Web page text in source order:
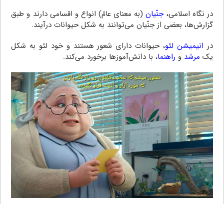
در نگاه اسلامی،جنّیان(به معنای عامّ) انواع و اقسامی دارند و طبق
گزارش‌ها، بعضی از جنّیان می‌توانند به شکل حیوانات درآیند.
در انیمیشن لئو، حیوانات دارای شعور هستند و خود لئو به شکل
یک مرشد و راهنما، با دانش‌آموزها برخورد می‌کند.